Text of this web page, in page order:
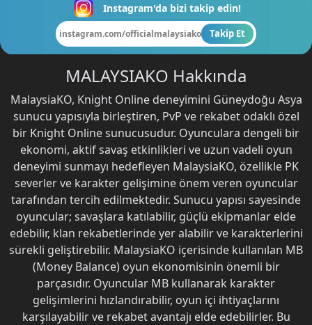
Instagram'da bizi takip edin!
instagram.com/officialmalaysiako Takip Et
MALAYSIAKO Hakkında
MalaysiaKO, Knight Online deneyimini Güneydoğu Asya
sunucu yapısıyla birleştiren, PvP ve rekabet odaklı özel
bir Knight Online sunucusudur. Oyunculara dengeli bir
ekonomi, aktif savaş etkinlikleri ve uzun vadeli oyun
deneyimi sunmayı hedefleyen MalaysiaKO, özellikle PK
severler ve karakter gelişimine önem veren oyuncular
tarafından tercih edilmektedir. Sunucu yapısı sayesinde
oyuncular; savaşlara katılabilir, güçlü ekipmanlar elde
edebilir, klan rekabetlerinde yer alabilir ve karakterlerini
sürekli geliştirebilir. MalaysiaKO içerisinde kullanılan MB
(Money Balance) oyun ekonomisinin önemli bir
parçasıdır. Oyuncular MB kullanarak karakter
gelişimlerini hızlandırabilir, oyun içi ihtiyaçlarını
karşılayabilir ve rekabet avantajı elde edebilirler. Bu